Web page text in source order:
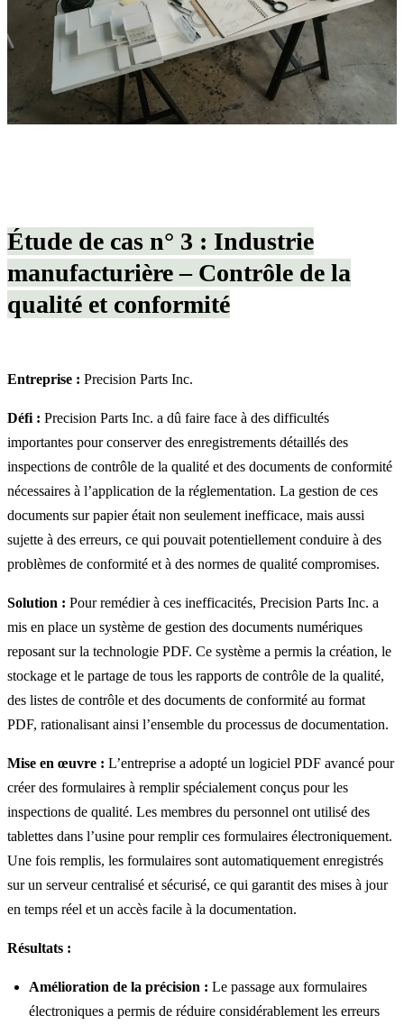
Étude de cas n° 3 : Industrie
manufacturière – Contrôle de la
qualité et conformité
Entreprise : Precision Parts Inc.
Défi : Precision Parts Inc. a dû faire face à des difficultés
importantes pour conserver des enregistrements détaillés des
inspections de contrôle de la qualité et des documents de conformité
nécessaires à l’application de la réglementation. La gestion de ces
documents sur papier était non seulement inefficace, mais aussi
sujette à des erreurs, ce qui pouvait potentiellement conduire à des
problèmes de conformité et à des normes de qualité compromises.
Solution : Pour remédier à ces inefficacités, Precision Parts Inc. a
mis en place un système de gestion des documents numériques
reposant sur la technologie PDF. Ce système a permis la création, le
stockage et le partage de tous les rapports de contrôle de la qualité,
des listes de contrôle et des documents de conformité au format
PDF, rationalisant ainsi l’ensemble du processus de documentation.
Mise en œuvre : L’entreprise a adopté un logiciel PDF avancé pour
créer des formulaires à remplir spécialement conçus pour les
inspections de qualité. Les membres du personnel ont utilisé des
tablettes dans l’usine pour remplir ces formulaires électroniquement.
Une fois remplis, les formulaires sont automatiquement enregistrés
sur un serveur centralisé et sécurisé, ce qui garantit des mises à jour
en temps réel et un accès facile à la documentation.
Résultats :
Amélioration de la précision : Le passage aux formulaires
électroniques a permis de réduire considérablement les erreurs